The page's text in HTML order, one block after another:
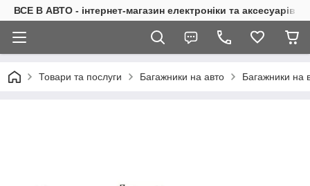
ВСЕ В АВТО - інтернет-магазин електроніки та аксесуарів в
Товари та послуги Багажники на авто Багажники на